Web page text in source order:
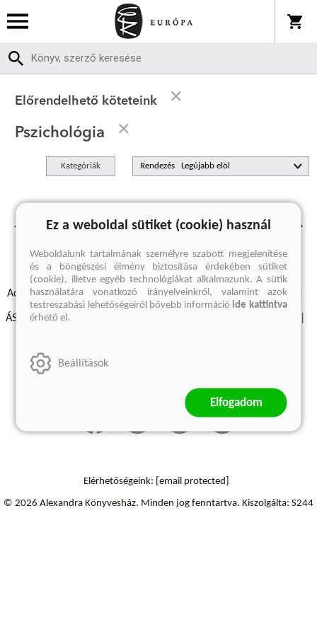
Előrendelhető köteteink
Pszichológia
Kategóriák Rendezés
Jelenleg nincs előrendelhető termékünk.
Adatvédelmi szabályzatok Elállási felmondási nyilatkozat
ÁSZF - Vásárlási feltételek
Szállítási információk
Elérhetőségeink: [email protected]
© 2026 Alexandra Könyvesház. Minden jog fenntartva. Kiszolgálta: S244
Ez a weboldal sütiket (cookie) használ
Weboldalunk tartalmának személyre szabott megjelenítése
és a böngészési élmény biztosítása érdekében sütiket
(cookie), illetve egyéb technológiákat alkalmazunk. A sütik
használatára vonatkozó irányelveinkről, valamint azok
testreszabási lehetőségeiről bővebb információide kattintva
érhető el.
Beállítások
Elfogadom